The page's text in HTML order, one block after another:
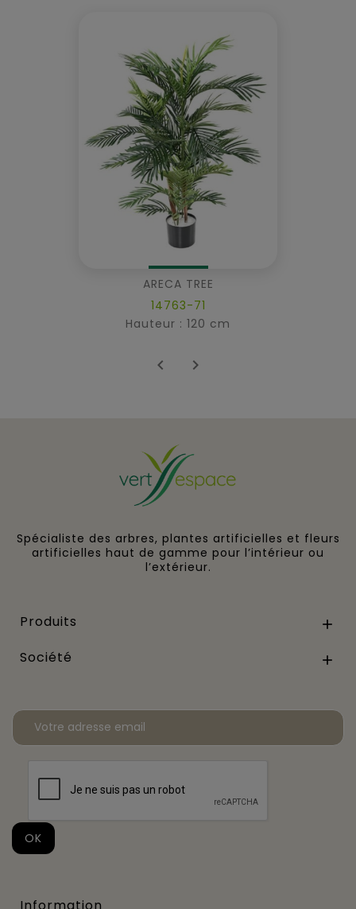
ARECA TREE
14763-71
Hauteur : 120 cm
 
Spécialiste des arbres, plantes artificielles et fleurs
artificielles haut de gamme pour l’intérieur ou
l’extérieur.
Produits 
Société 
Information